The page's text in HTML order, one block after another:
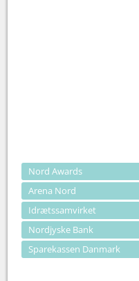
Nord Awards
Arena Nord
Idrætssamvirket
Nordjyske Bank
Sparekassen Danmark